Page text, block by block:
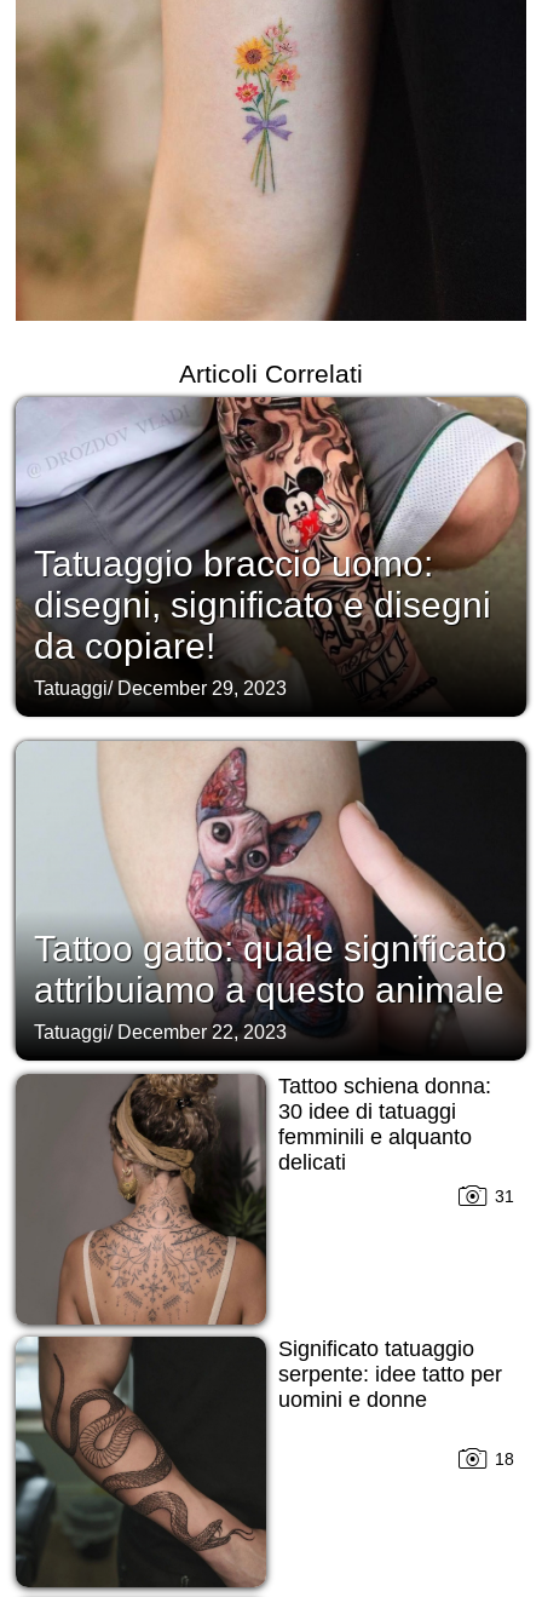
Articoli Correlati
Tatuaggio braccio uomo:
disegni, significato e disegni
da copiare!
Tatuaggi/ December 29, 2023
Tattoo gatto: quale significato
attribuiamo a questo animale
Tatuaggi/ December 22, 2023
Tattoo schiena donna:
30 idee di tatuaggi
femminili e alquanto
delicati
31
Significato tatuaggio
serpente: idee tatto per
uomini e donne
18